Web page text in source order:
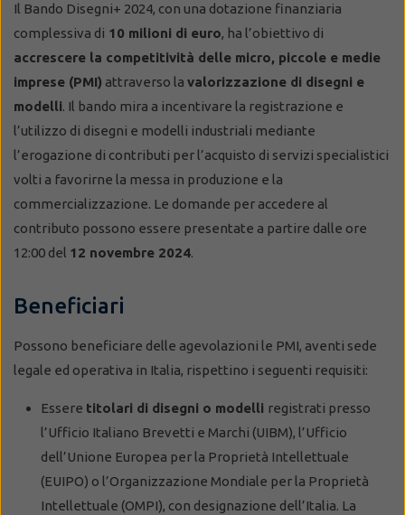
Il Bando Disegni+ 2024, con una dotazione finanziaria
complessiva di 10 milioni di euro, ha l’obiettivo di
accrescere la competitività delle micro, piccole e medie
imprese (PMI) attraverso la valorizzazione di disegni e
modelli. Il bando mira a incentivare la registrazione e
l’utilizzo di disegni e modelli industriali mediante
l’erogazione di contributi per l’acquisto di servizi specialistici
volti a favorirne la messa in produzione e la
commercializzazione. Le domande per accedere al
contributo possono essere presentate a partire dalle ore
12:00 del 12 novembre 2024.
Beneficiari
Possono beneficiare delle agevolazioni le PMI, aventi sede
legale ed operativa in Italia, rispettino i seguenti requisiti:
Essere titolari di disegni o modelli registrati presso
l’Ufficio Italiano Brevetti e Marchi (UIBM), l’Ufficio
dell’Unione Europea per la Proprietà Intellettuale
(EUIPO) o l’Organizzazione Mondiale per la Proprietà
Intellettuale (OMPI), con designazione dell’Italia. La